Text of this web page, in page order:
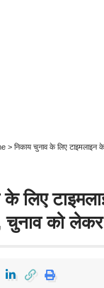
> निकाय चुनाव के लिए टाइमलाइन के
के लिए
चुनाव को